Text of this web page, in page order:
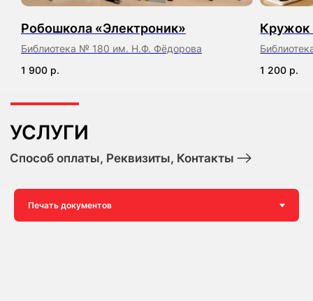
Робошкола «Электроник»
Библиотека № 180 им. Н.Ф. Фёдорова
1 900 р.
Кружок
1 200 р.